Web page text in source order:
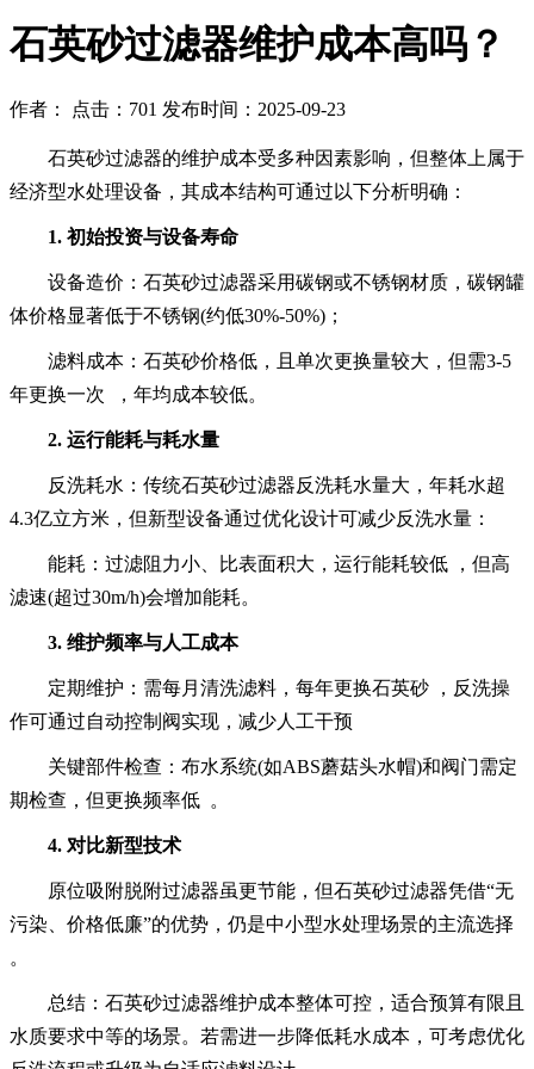
石英砂过滤器维护成本高吗？
作者： 点击：701 发布时间：2025-09-23
石英砂过滤器的维护成本受多种因素影响，但整体上属于
经济型水处理设备，其成本结构可通过以下分析明确：
1. ‌初始投资与设备寿命‌ ‌
设备造价‌：石英砂过滤器采用碳钢或不锈钢材质，碳钢罐
体价格显著低于不锈钢(约低30%-50%)；
滤料成本‌：石英砂价格低，且单次更换量较大，但需3-5
年更换一次‌ ，年均成本较低。
2. ‌运行能耗与耗水量‌
反洗耗水‌：传统石英砂过滤器反洗耗水量大，年耗水超
4.3亿立方米‌，但新型设备通过优化设计可减少反洗水量：
能耗‌：过滤阻力小、比表面积大，运行能耗较低‌ ，但高
滤速(超过30m/h)会增加能耗。
3. ‌维护频率与人工成本‌ ‌
定期维护‌：需每月清洗滤料，每年更换石英砂‌ ，反洗操
作可通过自动控制阀实现，减少人工干预‌ ‌
关键部件检查‌：布水系统(如ABS蘑菇头水帽)和阀门需定
期检查，但更换频率低‌ 。
4. ‌对比新型技术‌
原位吸附脱附过滤器虽更节能，但石英砂过滤器凭借“无
污染、价格低廉”的优势，仍是中小型水处理场景的主流选择‌
。
总结：石英砂过滤器维护成本‌整体可控‌，适合预算有限且
水质要求中等的场景。若需进一步降低耗水成本，可考虑优化